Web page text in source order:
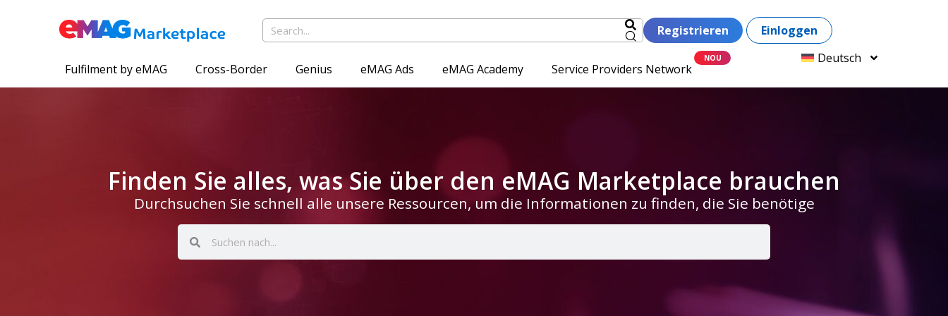
Registrieren Einloggen
Fulfilment by eMAG Cross-Border Genius eMAG Ads eMAG Academy Service Providers Network
Deutsch
Finden Sie alles, was Sie über den eMAG Marketplace brauchen
Durchsuchen Sie schnell alle unsere Ressourcen, um die Informationen zu finden, die Sie benötige